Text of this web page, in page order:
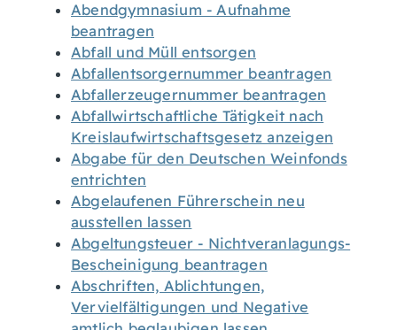
Abendgymnasium - Aufnahme
beantragen
Abfall und Müll entsorgen
Abfallentsorgernummer beantragen
Abfallerzeugernummer beantragen
Abfallwirtschaftliche Tätigkeit nach
Kreislaufwirtschaftsgesetz anzeigen
Abgabe für den Deutschen Weinfonds
entrichten
Abgelaufenen Führerschein neu
ausstellen lassen
Abgeltungsteuer - Nichtveranlagungs-
Bescheinigung beantragen
Abschriften, Ablichtungen,
Vervielfältigungen und Negative